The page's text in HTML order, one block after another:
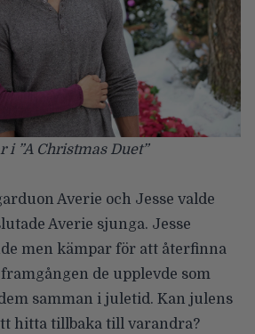
i ”A Christmas Duet”
Averie och Jesse valde
Averie sjunga. Jesse
men kämpar för att återfinna
de upplevde som
samman i juletid. Kan julens
hitta tillbaka till varandra?